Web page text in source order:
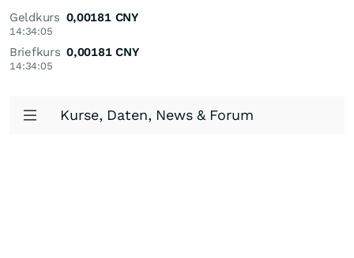
Geldkurs
14:34:05
0,00181 CNY
Briefkurs
14:34:05
0,00181 CNY
Kurse, Daten, News & Forum